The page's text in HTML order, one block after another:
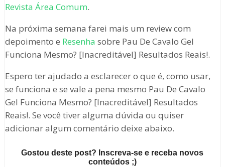
Revista Área Comum.
Na próxima semana farei mais um review com
depoimento e Resenha sobre Pau De Cavalo Gel
Funciona Mesmo? [Inacreditável] Resultados Reais!.
Espero ter ajudado a esclarecer o que é, como usar,
se funciona e se vale a pena mesmo Pau De Cavalo
Gel Funciona Mesmo? [Inacreditável] Resultados
Reais!. Se você tiver alguma dúvida ou quiser
adicionar algum comentário deixe abaixo.
Gostou deste post? Inscreva-se e receba novos
conteúdos ;)